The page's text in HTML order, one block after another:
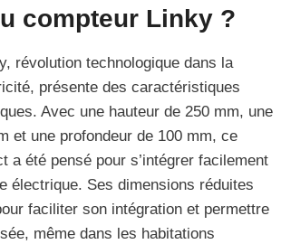
compteur Linky ?
révolution technologique dans la
présente des caractéristiques
Avec une hauteur de 250 mm, une
et une profondeur de 100 mm, ce
a été pensé pour s’intégrer facilement
électrique. Ses dimensions réduites
faciliter son intégration et permettre
même dans les habitations